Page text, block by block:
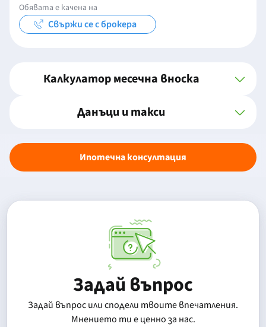
Обявата е качена на
Свържи се с брокера
Калкулатор месечна вноска
Данъци и такси
Ипотечна консултация
Задай въпрос
Задай въпрос или сподели твоите впечатления.
Mнението ти е ценно за нас.